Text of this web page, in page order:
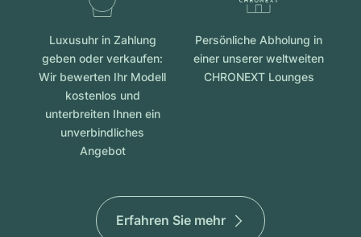
Luxusuhr in Zahlung
geben oder verkaufen:
Wir bewerten Ihr Modell
kostenlos und
unterbreiten Ihnen ein
unverbindliches
Angebot
Persönliche Abholung in
einer unserer weltweiten
CHRONEXT Lounges
Erfahren Sie mehr